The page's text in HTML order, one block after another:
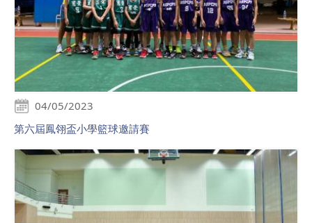
04/05/2023
第六屆鳳翎盃小學籃球邀請賽